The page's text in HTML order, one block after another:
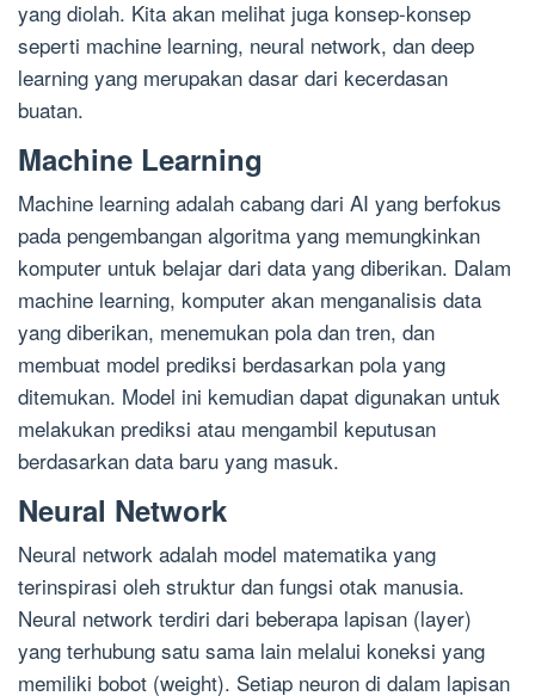
yang diolah. Kita akan melihat juga konsep-konsep
seperti machine learning, neural network, dan deep
learning yang merupakan dasar dari kecerdasan
buatan.
Machine Learning
Machine learning adalah cabang dari AI yang berfokus
pada pengembangan algoritma yang memungkinkan
komputer untuk belajar dari data yang diberikan. Dalam
machine learning, komputer akan menganalisis data
yang diberikan, menemukan pola dan tren, dan
membuat model prediksi berdasarkan pola yang
ditemukan. Model ini kemudian dapat digunakan untuk
melakukan prediksi atau mengambil keputusan
berdasarkan data baru yang masuk.
Neural Network
Neural network adalah model matematika yang
terinspirasi oleh struktur dan fungsi otak manusia.
Neural network terdiri dari beberapa lapisan (layer)
yang terhubung satu sama lain melalui koneksi yang
memiliki bobot (weight). Setiap neuron di dalam lapisan